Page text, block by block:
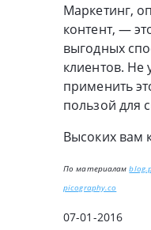
Маркетинг,
контент, —
выгодных
клиентов. Не
применить
пользой для
Высоких вам
По материалам
picography.co
07-01-2016